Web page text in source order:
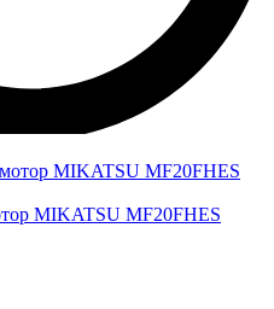
MIKATSU MF20FHES